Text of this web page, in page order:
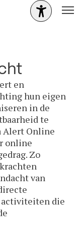
en
hun eigen
in de
te
Alert Online
online
Zo
van
activiteiten die